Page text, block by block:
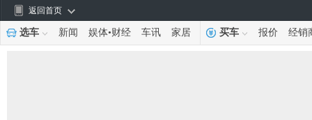
返回首页
选车 新闻 娱体•财经 车讯 家居 买车 报价 经销